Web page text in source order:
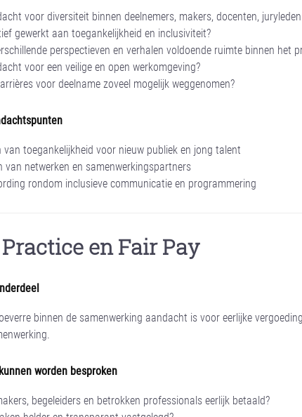
voor diversiteit binnen deelnemers, makers, docenten,
gewerkt aan toegankelijkheid en inclusiviteit?
perspectieven en verhalen voldoende ruimte binnen het
voor een veilige en open werkomgeving?
voor deelname zoveel mogelijk weggenomen?
van toegankelijkheid voor nieuw publiek en jong talent
van netwerken en samenwerkingspartners
rondom inclusieve communicatie en programmering
en Fair Pay
binnen de samenwerking aandacht is voor eerlijke
worden besproken
begeleiders en betrokken professionals eerlijk betaald?